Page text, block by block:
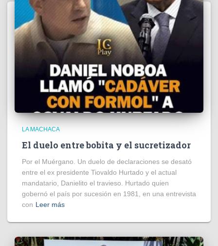
LA MACHACA
El duelo entre bobita y el sucretizador
Por el Muérgano. Un duelo de declaraciones se desató
entre el ex presidente Tiovaldo Hurtado y el actual
mandatario, Danielito el travieso. Hurtado quien
gobernó el país por sucesión en 1981, en una entrevista
con Leer más